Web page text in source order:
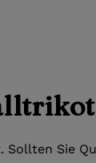
Sollten Sie